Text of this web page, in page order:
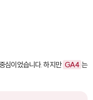
심이었습니다. 하지만 GA4 는